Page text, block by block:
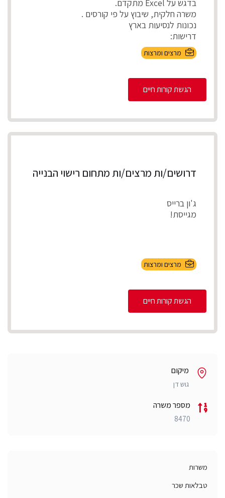
בדגש על Excel מתקדם.
משרה חלקית, שיבוץ על פי קורסים .
נכונות לנסיעות בארץ
דרישות:
הכרות מעולה ע...
מרצים ומרצות
הגשת קורות חיים
דרושים/ות מרצים/ות מתחום רישוי הבנייה
ג'ון ברייס
מרצים ומרצות
הגשת קורות חיים
מיקום
גוש דן
מספר משרה
8470
משרות
טבלאות שכר